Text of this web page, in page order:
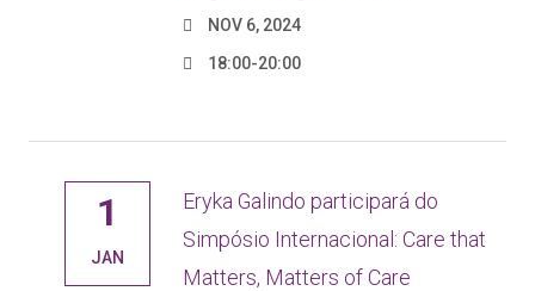
NOV 6, 2024
18:00-20:00
1
JAN
Eryka Galindo participará do
Simpósio Internacional: Care that
Matters, Matters of Care